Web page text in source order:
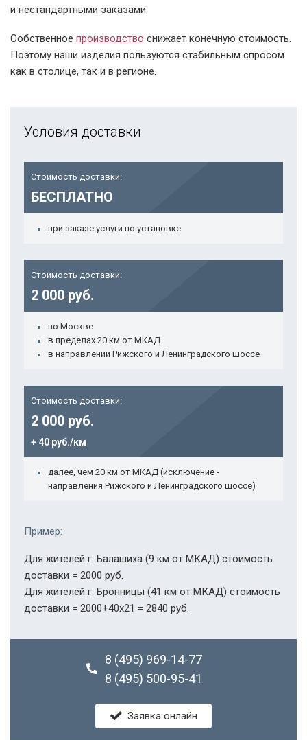
и нестандартными заказами.
Собственное производство снижает конечную стоимость.
Поэтому наши изделия пользуются стабильным спросом
как в столице, так и в регионе.
Условия доставки
Стоимость доставки:
БЕСПЛАТНО
при заказе услуги по установке
Стоимость доставки:
2 000 руб.
по Москве
в пределах 20 км от МКАД
в направлении Рижского и Ленинградского шоссе
Стоимость доставки:
2 000 руб.
+ 40 руб./км
далее, чем 20 км от МКАД (исключение -
направления Рижского и Ленинградского шоссе)
Пример:
Для жителей г. Балашиха (9 км от МКАД) стоимость
доставки = 2000 руб.
Для жителей г. Бронницы (41 км от МКАД) стоимость
доставки = 2000+40х21 = 2840 руб.
8 (495) 969-14-77
8 (495) 500-95-41
Заявка онлайн